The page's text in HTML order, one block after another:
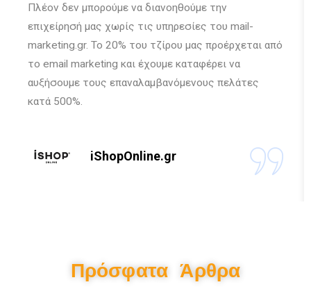
Πλέον δεν μπορούμε να διανοηθούμε την
επιχείρησή μας χωρίς τις υπηρεσίες του mail-
marketing.gr. Το 20% του τζίρου μας προέρχεται από
το email marketing και έχουμε καταφέρει να
αυξήσουμε τους επαναλαμβανόμενους πελάτες
κατά 500%.
iShopOnline.gr
Πρόσφατα Άρθρα